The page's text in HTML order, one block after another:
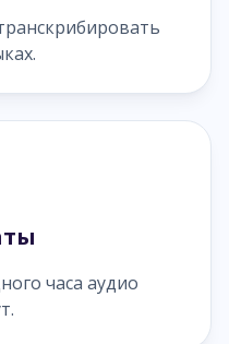
часа аудио